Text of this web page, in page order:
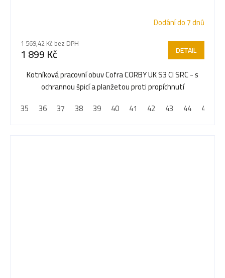
Dodání do 7 dnů
1 569,42 Kč bez DPH
1 899 Kč DETAIL
Kotníková pracovní obuv Cofra CORBY UK S3 CI SRC - s
ochrannou špicí a planžetou proti propíchnutí
35
36 37 38 39 40 41 42 43 44 45